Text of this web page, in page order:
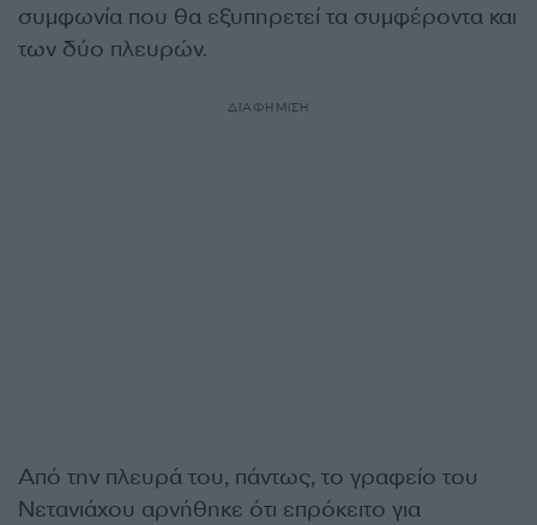
συμφωνία που θα εξυπηρετεί τα συμφέροντα και
των δύο πλευρών.
ΔΙΑΦΗΜΙΣΗ
Από την πλευρά του, πάντως, το γραφείο του
Νετανιάχου αρνήθηκε ότι επρόκειτο για